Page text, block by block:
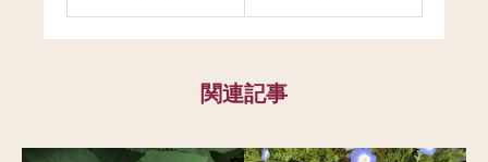
関連記事